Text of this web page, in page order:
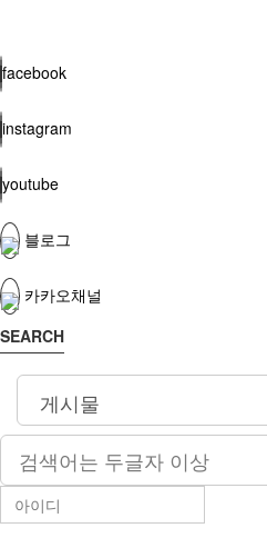
facebook
instagram
youtube
블로그
카카오채널
SEARCH